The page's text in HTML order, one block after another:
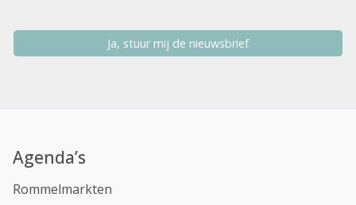
Ja, stuur mij de nieuwsbrief
Agenda’s
Rommelmarkten